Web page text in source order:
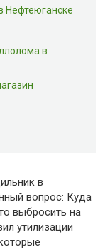
Нефтеюганске
в
в
вопрос: Куда
выбросить на
утилизации